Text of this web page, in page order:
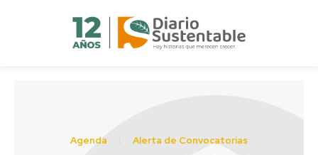
Agenda Alerta de Convocatorias